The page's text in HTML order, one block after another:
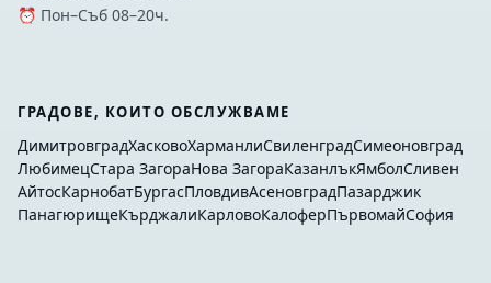
⏰ Пон–Съб 08–20ч.
ГРАДОВЕ, КОИТО ОБСЛУЖВАМЕ
ДимитровградХасковоХарманлиСвиленградСимеоновград
ЛюбимецСтара ЗагораНова ЗагораКазанлъкЯмболСливен
АйтосКарнобатБургасПловдивАсеновградПазарджик
ПанагюрищеКърджалиКарловоКалоферПървомайСофия